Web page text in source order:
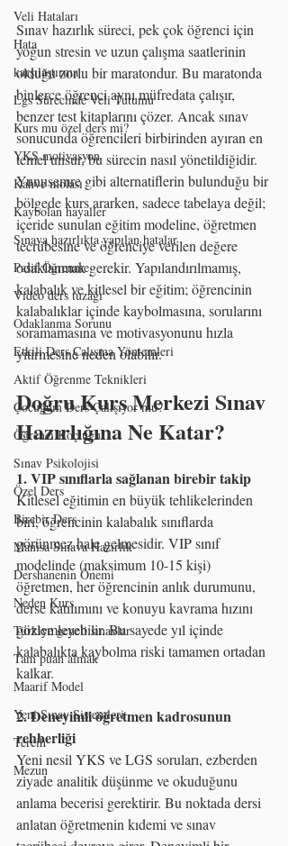
Veli Hataları
Hata
karşılaştırma
Lgs Sürecinde Veli Tutumu
Kurs mu özel ders mi?
YKS motivasyon
Kahve molası
Kaybolan hayaller
Sınava hazırlıkta yapılan hatalar
Pasif Öğrenme
Video ders tuzağı
Odaklanma Sorunu
Etkili Ders Çalışma Yöntemleri
Aktif Öğrenme Teknikleri
Çocuğum Ders Çalışıyor mu?
Öğrenci Koçluğu
Sınav Psikolojisi
Özel Ders
Birebir Ders
Manisa Sınava Hazırlık
Dershanenin Önemi
Neden Kurs
Türkiye geneli sınavlar
Tam puan almak
Maarif Model
Yeni Sınav Sistemleri
Tercih
Mezun
Sınav hazırlık süreci, pek çok öğrenci için
yoğun stresin ve uzun çalışma saatlerinin
olduğu zorlu bir maratondur. Bu maratonda
binlerce öğrenci aynı müfredata çalışır,
benzer test kitaplarını çözer. Ancak sınav
sonucunda öğrencileri birbirinden ayıran en
temel unsur, bu sürecin nasıl yönetildiğidir.
Yunusemre gibi alternatiflerin bulunduğu bir
bölgede kurs ararken, sadece tabelaya değil;
içeride sunulan eğitim modeline, öğretmen
tecrübesine ve öğrenciye verilen değere
odaklanmak gerekir. Yapılandırılmamış,
kalabalık ve kitlesel bir eğitim; öğrencinin
kalabalıklar içinde kaybolmasına, sorularını
soramamasına ve motivasyonunu hızla
yitirmesine neden olabilir.
Doğru Kurs Merkezi Sınav
Hazırlığına Ne Katar?
1. VIP sınıflarla sağlanan birebir takip
Kitlesel eğitimin en büyük tehlikelerinden
biri, öğrencinin kalabalık sınıflarda
görünmez hale gelmesidir. VIP sınıf
modelinde (maksimum 10-15 kişi)
öğretmen, her öğrencinin anlık durumunu,
derse katılımını ve konuyu kavrama hızını
gözlemleyebilir. Bu sayede yıl içinde
kalabalıkta kaybolma riski tamamen ortadan
kalkar.
2. Deneyimli öğretmen kadrosunun
rehberliği
Yeni nesil YKS ve LGS soruları, ezberden
ziyade analitik düşünme ve okuduğunu
anlama becerisi gerektirir. Bu noktada dersi
anlatan öğretmenin kıdemi ve sınav